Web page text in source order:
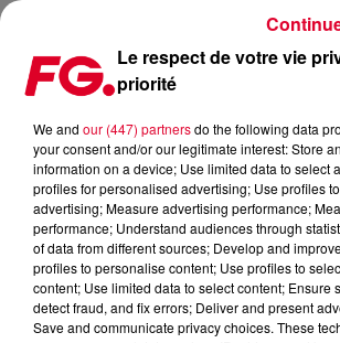
LA MUSIC STORY DU JOUR : LES FLOPS
Publié : 19 février 2026 à 11h41
Le respect de votre vie
priorité
We and our (447) partnersdo the following data
your consent and/or our legitimate interest: Store
information on a device; Use limited data to select
profiles for personalised advertising; Use profiles
advertising; Measure advertising performance;
performance; Understand audiences through
of data from different sources; Develop and
profiles to personalise content; Use profiles to
content; Use limited data to select content; Ensure
detect fraud, and fix errors; Deliver and present
Save and communicate privacy choices. These